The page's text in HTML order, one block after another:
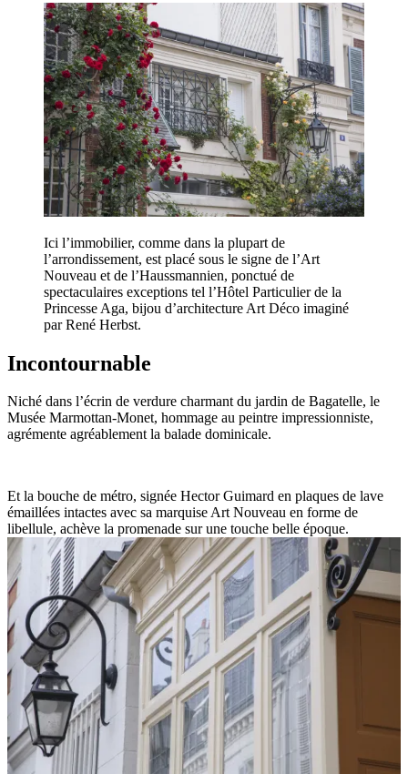
Ici l’immobilier, comme dans la plupart de
l’arrondissement, est placé sous le signe de l’Art
Nouveau et de l’Haussmannien, ponctué de
spectaculaires exceptions tel l’Hôtel Particulier de la
Princesse Aga, bijou d’architecture Art Déco imaginé
par René Herbst.
Incontournable
Niché dans l’écrin de verdure charmant du jardin de Bagatelle, le
Musée Marmottan-Monet, hommage au peintre impressionniste,
agrémente agréablement la balade dominicale.
Et la bouche de métro, signée Hector Guimard en plaques de lave
émaillées intactes avec sa marquise Art Nouveau en forme de
libellule, achève la promenade sur une touche belle époque.